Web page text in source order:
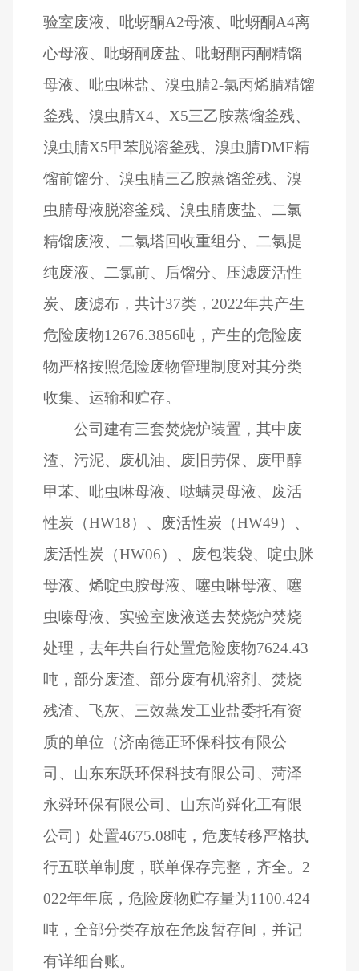
验室废液、吡蚜酮A2母液、吡蚜酮A4离
心母液、吡蚜酮废盐、吡蚜酮丙酮精馏
母液、吡虫啉盐、溴虫腈2-氯丙烯腈精馏
釜残、溴虫腈X4、X5三乙胺蒸馏釜残、
溴虫腈X5甲苯脱溶釜残、溴虫腈DMF精
馏前馏分、溴虫腈三乙胺蒸馏釜残、溴
虫腈母液脱溶釜残、溴虫腈废盐、二氯
精馏废液、二氯塔回收重组分、二氯提
纯废液、二氯前、后馏分、压滤废活性
炭、废滤布，共计37类，2022年共产生
危险废物12676.3856吨，产生的危险废
物严格按照危险废物管理制度对其分类
收集、运输和贮存。
公司建有三套焚烧炉装置，其中废
渣、污泥、废机油、废旧劳保、废甲醇
甲苯、吡虫啉母液、哒螨灵母液、废活
性炭（HW18）、废活性炭（HW49）、
废活性炭（HW06）、废包装袋、啶虫脒
母液、烯啶虫胺母液、噻虫啉母液、噻
虫嗪母液、实验室废液送去焚烧炉焚烧
处理，去年共自行处置危险废物7624.43
吨，部分废渣、部分废有机溶剂、焚烧
残渣、飞灰、三效蒸发工业盐委托有资
质的单位（济南德正环保科技有限公
司、山东东跃环保科技有限公司、菏泽
永舜环保有限公司、山东尚舜化工有限
公司）处置4675.08吨，危废转移严格执
行五联单制度，联单保存完整，齐全。2
022年年底，危险废物贮存量为1100.424
吨，全部分类存放在危废暂存间，并记
有详细台账。